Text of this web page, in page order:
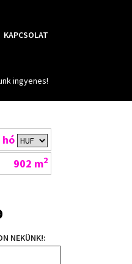
KAPCSOLAT
ingyenes!
hó
902 m2
NEKÜNK!: